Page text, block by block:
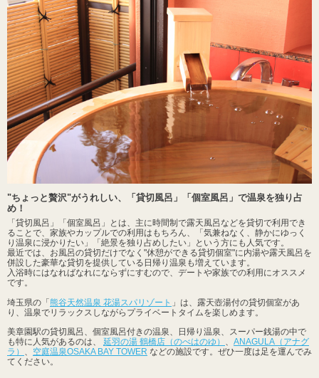
"ちょっと贅沢"がうれしい、「貸切風呂」「個室風呂」で温泉を独り占
め！
「貸切風呂」「個室風呂」とは、主に時間制で露天風呂などを貸切で利用でき
ることで、家族やカップルでの利用はもちろん、「気兼ねなく、静かにゆっく
り温泉に浸かりたい」「絶景を独り占めしたい」という方にも人気です。
最近では、お風呂の貸切だけでなく"休憩ができる貸切個室"に内湯や露天風呂を
併設した豪華な貸切を提供している日帰り温泉も増えています。
入浴時にはなればなれにならずにすむので、デートや家族での利用にオススメ
です。
埼玉県の「 熊谷天然温泉 花湯スパリゾート 」は、露天壺湯付の貸切個室があ
り、温泉でリラックスしながらプライベートタイムを楽しめます。
美章園駅の貸切風呂、個室風呂付きの温泉、日帰り温泉、スーパー銭湯の中で
も特に人気があるのは、 延羽の湯 鶴橋店（のべはのゆ） 、 ANAGULA（アナグ
ラ） 、 空庭温泉OSAKA BAY TOWER などの施設です。ぜひ一度は足を運んでみ
てください。